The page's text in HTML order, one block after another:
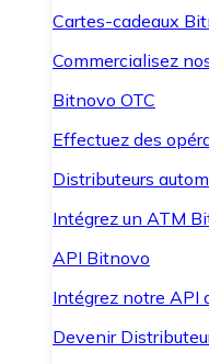
Cartes-cadeaux
Commercialisez
Bitnovo OTC
Effectuez des
Distributeurs
Intégrez un ATM
API Bitnovo
Intégrez notre API
Devenir